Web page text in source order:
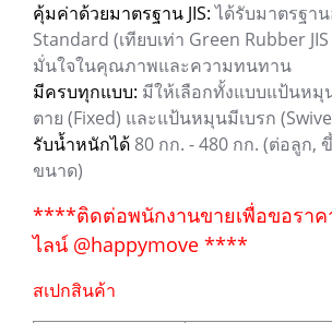
คุ้มค่าด้วยมาตรฐาน JIS:ได้รับมาตรฐา
Standard (เทียบเท่า Green Rubber
มั่นใจในคุณภาพและความทนทาน
มีครบทุกแบบ: มีให้เลือกทั้งแบบแป้นหมุ
ตาย (Fixed) และแป้นหมุนมีเบรก
รับน้ำหนักได้ 80 กก. - 480 กก. (ต่อลูก,
ขนาด)
****ติดต่อพนักงานขายเพื่อขอราค
ไลน์ @happymove ****
สเปกสินค้า